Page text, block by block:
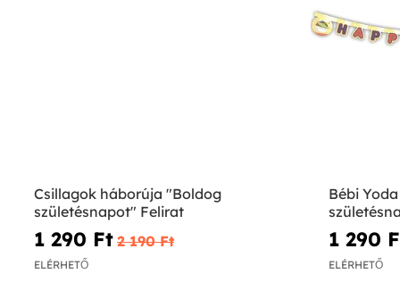
Csillagok háborúja "Boldog
születésnapot" Felirat
1 290 Ft‎ 2 190 Ft‎
ELÉRHETŐ
Bébi
1 290
ELÉRHETŐ